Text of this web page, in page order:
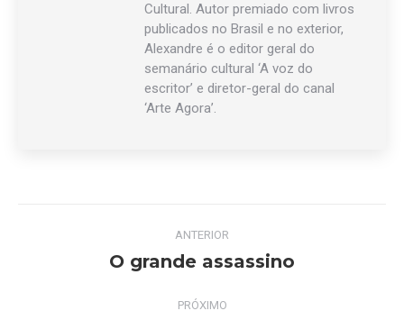
Cultural. Autor premiado com livros
publicados no Brasil e no exterior,
Alexandre é o editor geral do
semanário cultural ‘A voz do
escritor’ e diretor-geral do canal
‘Arte Agora’.
NavegaçãoANTERIOR
Post
O grande assassino
PRÓXIMO